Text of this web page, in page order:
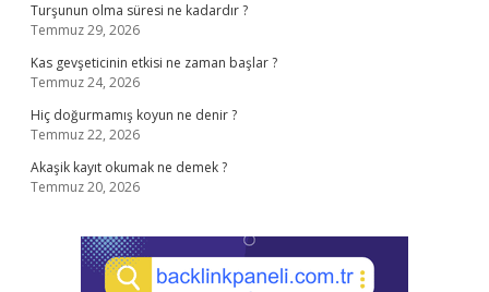
Turşunun olma süresi ne kadardır ?
Temmuz 29, 2026
Kas gevşeticinin etkisi ne zaman başlar ?
Temmuz 24, 2026
Hiç doğurmamış koyun ne denir ?
Temmuz 22, 2026
Akaşik kayıt okumak ne demek ?
Temmuz 20, 2026